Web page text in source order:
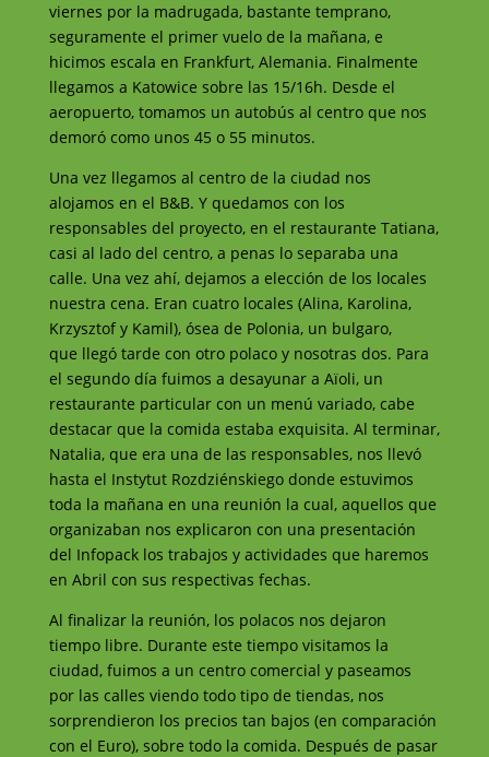
viernes por la madrugada, bastante temprano,
seguramente el primer vuelo de la mañana, e
hicimos escala en Frankfurt, Alemania. Finalmente
llegamos a Katowice sobre las 15/16h. Desde el
aeropuerto, tomamos un autobús al centro que nos
demoró como unos 45 o 55 minutos.
Una vez llegamos al centro de la ciudad nos
alojamos en el B&B. Y quedamos con los
responsables del proyecto, en el restaurante Tatiana,
casi al lado del centro, a penas lo separaba una
calle. Una vez ahí, dejamos a elección de los locales
nuestra cena. Eran cuatro locales (Alina, Karolina,
Krzysztof y Kamil), ósea de Polonia, un bulgaro,
que llegó tarde con otro polaco y nosotras dos. Para
el segundo día fuimos a desayunar a Aïoli, un
restaurante particular con un menú variado, cabe
destacar que la comida estaba exquisita. Al terminar,
Natalia, que era una de las responsables, nos llevó
hasta el Instytut Rozdziénskiego donde estuvimos
toda la mañana en una reunión la cual, aquellos que
organizaban nos explicaron con una presentación
del Infopack los trabajos y actividades que haremos
en Abril con sus respectivas fechas.
Al finalizar la reunión, los polacos nos dejaron
tiempo libre. Durante este tiempo visitamos la
ciudad, fuimos a un centro comercial y paseamos
por las calles viendo todo tipo de tiendas, nos
sorprendieron los precios tan bajos (en comparación
con el Euro), sobre todo la comida. Después de pasar